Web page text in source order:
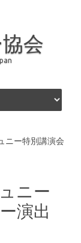
会
ニー特別講演会
ニー
演出